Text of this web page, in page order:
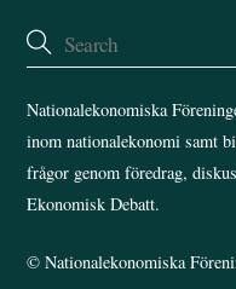
Nationalekonomiska
inom nationalekonomi samt
frågor genom föredrag,
Ekonomisk Debatt.
©Nationalekonomiska